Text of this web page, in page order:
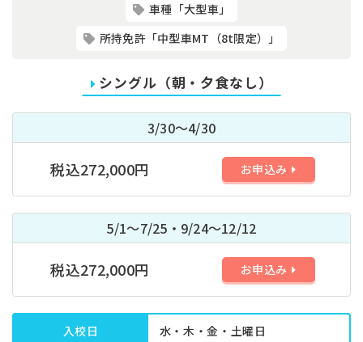
車種「大型車」
所持免許「中型車MT（8t限定）」
シングル（朝・夕食なし）
3/30～4/30
税込272,000円 お申込み
5/1～7/25・9/24～12/12
税込272,000円 お申込み
入校日 水・木・金・土曜日